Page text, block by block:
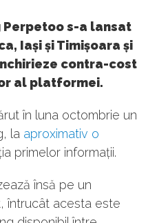
Perpetoo s-a lansat
Iași și Timișoara și
contra-cost
al platformei.
în luna octombrie un
la aproximativ o
primelor informații.
însă pe un
întrucât acesta este